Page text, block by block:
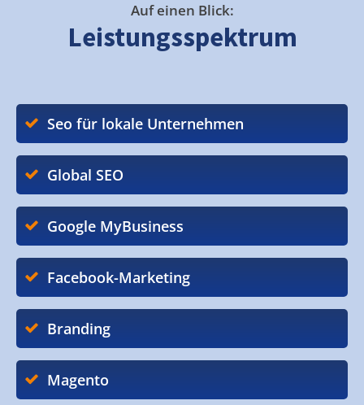
Auf einen Blick:
Leistungsspektrum
Seo für lokale Unternehmen
Global SEO
Google MyBusiness
Facebook-Marketing
Branding
Magento